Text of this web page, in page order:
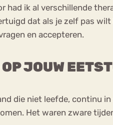
had ik al verschillende
dat als je zelf pas
en accepteren.
JOUW
die niet leefde, continu
Het waren zware